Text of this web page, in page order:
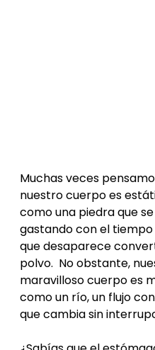
Muchas veces
nuestro cuerpo es
como una piedra que
gastando con el
que desaparece
polvo.  No obstante,
maravilloso cuerpo es
como un río, un flujo
que cambia sin